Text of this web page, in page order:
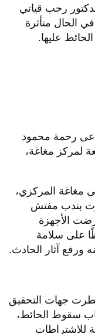
رجب قياتي
في الحال متأثرة
عليها.
رحمة محمود
لمركز مغاغة،
مغاغة المركزي،
بندب مفتش
الأجهزة
على سلامة
ورفع آثار الحادث.
جهات التحقيق
سقوط الحائط،
للاشتراطات